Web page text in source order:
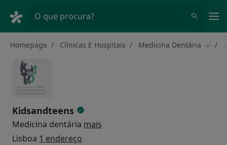
O que procura?
Homepage Clínicas E Hospitais Medicina Dentária
Kidsandteens
Medicina dentária mais
Lisboa 1 endereço